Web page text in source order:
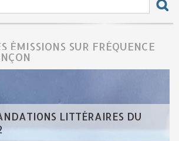
ÉMISSIONS SUR FRÉQUENCE
LITTÉRAIRES DU